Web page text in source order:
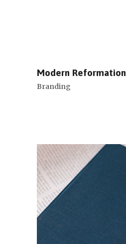
Modern Reformation
Branding